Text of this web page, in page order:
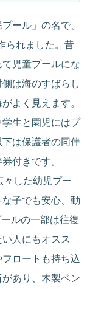
ール」の名で、
られました。昔
児童プールにな
は海のすばらし
よく見えます。
生と園児にはプ
は保護者の同伴
付きです。
々した幼児プー
子でも安心、動
ルの一部は往復
人にもオスス
ロートも持ち込
あり、木製ベン